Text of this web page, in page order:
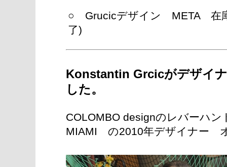
○ Grucicデザイン META 在庫
了)
Konstantin Grcicがデザ
した。
COLOMBO designのレバーハ
MIAMI の2010年デザイナー